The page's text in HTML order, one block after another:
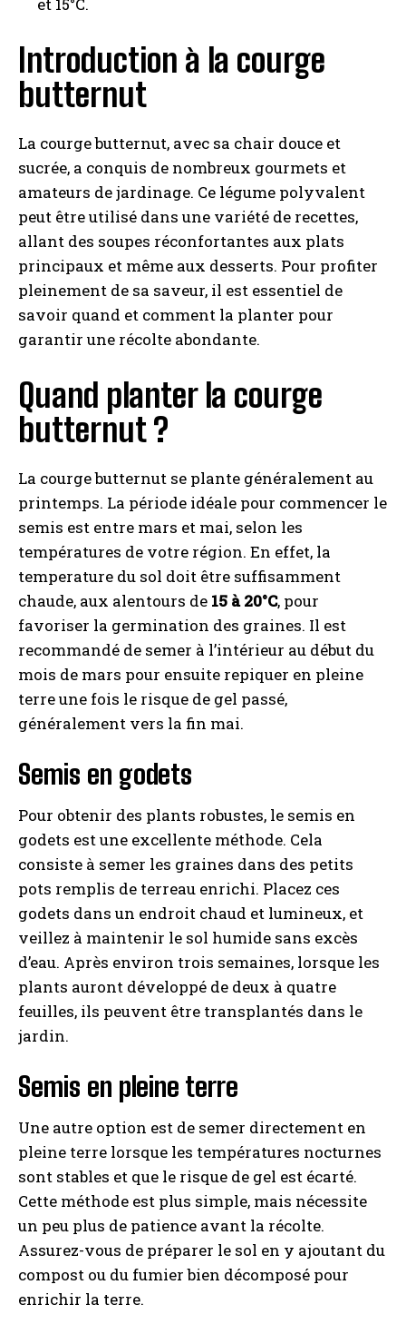
Introduction à la courge
butternut
La courge butternut, avec sa chair douce et
sucrée, a conquis de nombreux gourmets et
amateurs de jardinage. Ce légume polyvalent
peut être utilisé dans une variété de recettes,
allant des soupes réconfortantes aux plats
principaux et même aux desserts. Pour profiter
pleinement de sa saveur, il est essentiel de
savoir quand et comment la planter pour
garantir une récolte abondante.
Quand planter la courge
butternut ?
La courge butternut se plante généralement au
printemps. La période idéale pour commencer le
semis est entre mars et mai, selon les
températures de votre région. En effet, la
temperature du sol doit être suffisamment
chaude, aux alentours de 15 à 20°C, pour
favoriser la germination des graines. Il est
recommandé de semer à l’intérieur au début du
mois de mars pour ensuite repiquer en pleine
terre une fois le risque de gel passé,
généralement vers la fin mai.
Semis en godets
Pour obtenir des plants robustes, le semis en
godets est une excellente méthode. Cela
consiste à semer les graines dans des petits
pots remplis de terreau enrichi. Placez ces
godets dans un endroit chaud et lumineux, et
veillez à maintenir le sol humide sans excès
d’eau. Après environ trois semaines, lorsque les
plants auront développé de deux à quatre
feuilles, ils peuvent être transplantés dans le
jardin.
Semis en pleine terre
Une autre option est de semer directement en
pleine terre lorsque les températures nocturnes
sont stables et que le risque de gel est écarté.
Cette méthode est plus simple, mais nécessite
un peu plus de patience avant la récolte.
Assurez-vous de préparer le sol en y ajoutant du
compost ou du fumier bien décomposé pour
enrichir la terre.